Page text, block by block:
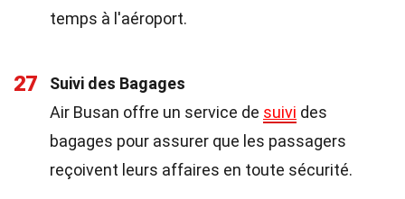
temps à l'aéroport.
27
Suivi des Bagages
Air Busan offre un service de suivi des
bagages pour assurer que les passagers
reçoivent leurs affaires en toute sécurité.